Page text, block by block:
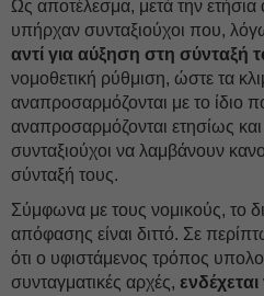
Ως αποτέλεσμα, μετά την
υπήρχαν συνταξιούχοι που,
αντί για αύξηση στη σύνταξή
νομοθετική ρύθμιση, ώστε τα
αναπροσαρμόζονται με το ίδιο
αναπροσαρμόζονται ετησίως και
συνταξιούχοι να λαμβάνουν
σύνταξή τους.
Σύμφωνα με τους νομικούς, το
απόφασης είναι διττό. Σε
ότι ο υφιστάμενος τρόπος
συνταγματικές αρχές,